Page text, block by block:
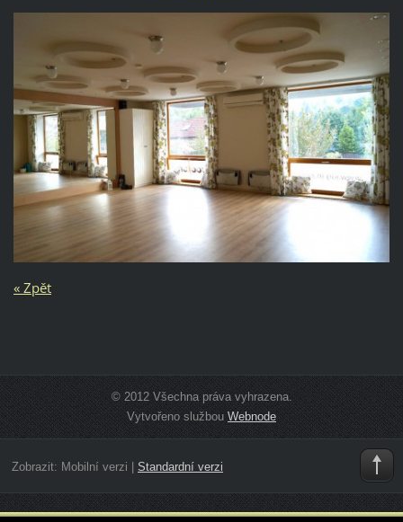
« Zpět
© 2012 Všechna práva vyhrazena.
Vytvořeno službou Webnode
Zobrazit: Mobilní verzi Standardní verzi